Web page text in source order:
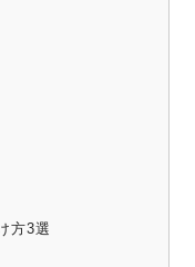
方3選